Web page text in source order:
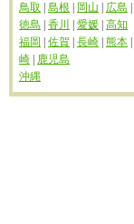
鳥取
島根 岡山 広島
徳島
香川 愛媛 高知
福岡
佐賀 長崎 熊本
崎
鹿児島
沖縄